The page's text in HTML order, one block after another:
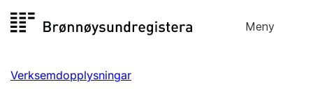
til
Meny
Registersøk
Aksjeselskap
Verksemdopplysningar